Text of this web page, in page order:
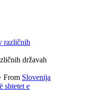
različnih
državah
· From Slovenija
shtetet e